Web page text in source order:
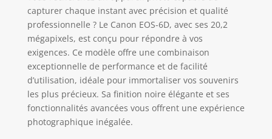
capturer chaque instant avec précision et qualité
professionnelle ? Le Canon EOS-6D, avec ses 20,2
mégapixels, est conçu pour répondre à vos
exigences. Ce modèle offre une combinaison
exceptionnelle de performance et de facilité
d’utilisation, idéale pour immortaliser vos souvenirs
les plus précieux. Sa finition noire élégante et ses
fonctionnalités avancées vous offrent une expérience
photographique inégalée.